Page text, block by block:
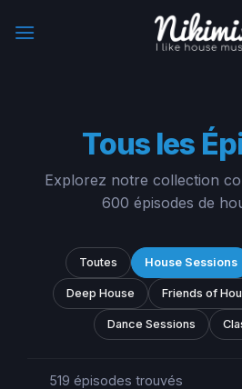
Tous les
Explorez notre collection
600 épisodes de
Toutes House Sessions
Deep House Friends of
Dance Sessions
519 épisodes trouvés